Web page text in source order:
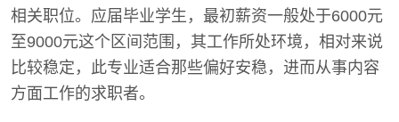
相关职位。应届毕业学生，最初薪资一般处于6000元
至9000元这个区间范围，其工作所处环境，相对来说
比较稳定，此专业适合那些偏好安稳，进而从事内容
方面工作的求职者。